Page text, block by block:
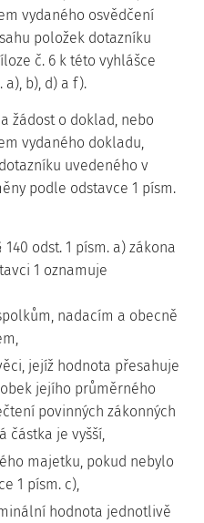
vydaného osvědčení
položek dotazníku
č. 6 k této vyhlášce
a), b), d) a f).
žádost o doklad, nebo
vydaného dokladu,
uvedeného v
podle odstavce 1 písm.
odst. 1 písm. a) zákona
1 oznamuje
nadacím a obecně
jejíž hodnota přesahuje
jejího průměrného
povinných zákonných
částka je vyšší,
majetku, pokud nebylo
1 písm. c),
hodnota jednotlivě